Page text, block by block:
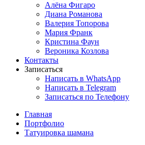
Алёна Фигаро
Диана Романова
Валерия Топорова
Мария Франк
Кристина Фаун
Вероника Козлова
Контакты
Записаться
Написать в WhatsApp
Написать в Telegram
Записаться по Телефону
Главная
Портфолио
Татуировка шамана